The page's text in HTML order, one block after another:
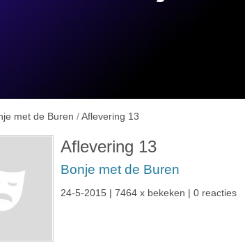
met de Buren / Aflevering 13
Aflevering 13
Bonje met de Buren
24-5-2015 | 7464 x bekeken | 0 reacties